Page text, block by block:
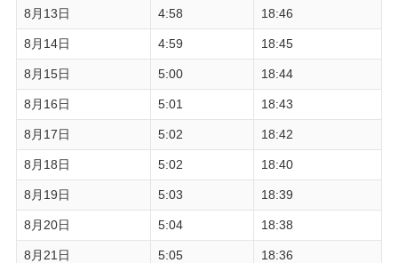
8月13日 4:58 18:46
8月14日 4:59 18:45
8月15日 5:00 18:44
8月16日 5:01 18:43
8月17日 5:02 18:42
8月18日 5:02 18:40
8月19日 5:03 18:39
8月20日 5:04 18:38
8月21日 5:05 18:36